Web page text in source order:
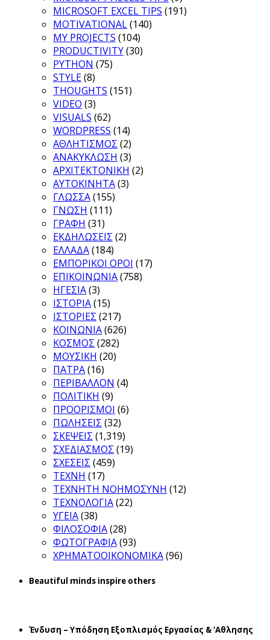
MICROSOFT EXCEL TIPS (191)
MOTIVATIONAL(140)
MY PROJECTS (104)
PRODUCTIVITY(30)
PYTHON (75)
STYLE(8)
THOUGHTS (151)
VIDEO (3)
VISUALS (62)
WORDPRESS (14)
ΑΘΛΗΤΙΣΜΟΣ (2)
ΑΝΑΚΥΚΛΩΣΗ (3)
ΑΡΧΙΤΕΚΤΟΝΙΚΗ (2)
ΑΥΤΟΚΙΝΗΤΑ(3)
ΓΛΩΣΣΑ(155)
ΓΝΩΣΗ (111)
ΓΡΑΦΗ (31)
ΕΚΔΗΛΩΣΕΙΣ (2)
ΕΛΛΑΔΑ(184)
ΕΜΠΟΡΙΚΟΙ ΟΡΟΙ (17)
ΕΠΙΚΟΙΝΩΝΙΑ(758)
ΗΓΕΣΙΑ(3)
ΙΣΤΟΡΙΑ(15)
ΙΣΤΟΡΙΕΣ (217)
ΚΟΙΝΩΝΙΑ(626)
ΚΟΣΜΟΣ (282)
ΜΟΥΣΙΚΗ (20)
ΠΑΤΡΑ(16)
ΠΕΡΙΒΑΛΛΟΝ (4)
ΠΟΛΙΤΙΚΗ (9)
ΠΡΟΟΡΙΣΜΟΙ (6)
ΠΩΛΗΣΕΙΣ (32)
ΣΚΕΨΕΙΣ (1,319)
ΣΧΕΔΙΑΣΜΟΣ (19)
ΣΧΕΣΕΙΣ (459)
ΤΕΧΝΗ (17)
ΤΕΧΝΗΤΗ ΝΟΗΜΟΣΥΝΗ (12)
ΤΕΧΝΟΛΟΓΙΑ(22)
ΥΓΕΙΑ(38)
ΦΙΛΟΣΟΦΙΑ(28)
ΦΩΤΟΓΡΑΦΙΑ(93)
ΧΡΗΜΑΤΟΟΙΚΟΝΟΜΙΚΑ(96)
Beautiful minds inspire others
Ένδυση – Υπόδηση Εξοπλισμός Εργασίας & ‘Aθλησης